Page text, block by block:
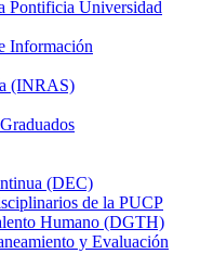
Pontificia Universidad
Información
(INRAS)
(DEC)
de la PUCP
Humano (DGTH)
y Evaluación